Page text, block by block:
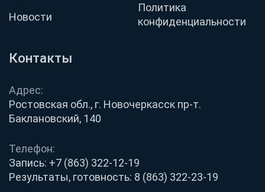
Контакты
Адрес:
Ростовская обл., г. Новочеркасск пр-т.
Баклановский, 140
Телефон:
Запись: +7 (863) 322-12-19
Результаты, готовность: 8 (863) 322-23-19
Новости
Политика
конфиденциальности